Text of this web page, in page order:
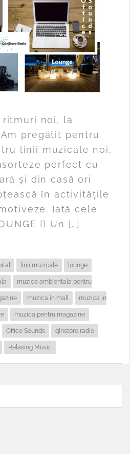
ritmuri noi, la
pregătit pentru
linii muzicale noi,
perfect cu
și din casă ori
în activitățile
Iată cele
 Un […]
linii muzicale lounge
muzica ambientala pentru
muzica in mall muzica in
muzica pentru magazine
Office Sounds qinstore radio
Relaxing Music